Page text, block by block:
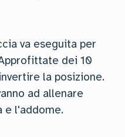
va eseguita per
dei 10
la posizione.
ad allenare
e l'addome.